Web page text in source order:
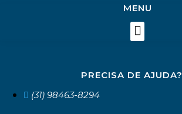
MENU
PRECISA DE AJUDA?
(31) 98463-8294